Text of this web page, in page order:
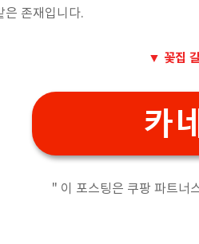
은 존재입니다.
▼ 꽃집
카
" 이 포스팅은 쿠팡 파트너